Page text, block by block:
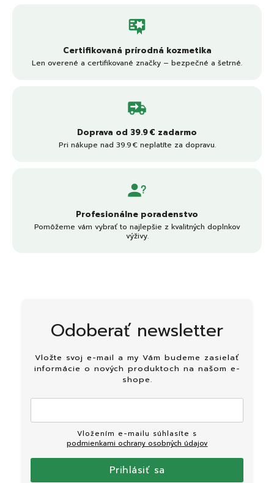
Certifikovaná prírodná kozmetika
Len overené a certifikované značky – bezpečné a šetrné.
Doprava od 39.9 € zadarmo
Pri nákupe nad 39.9 € neplatíte za dopravu.
Profesionálne poradenstvo
Pomôžeme vám vybrať to najlepšie z kvalitných doplnkov
výživy.
Odoberať newsletter
Vložte svoj e-mail a my Vám budeme zasielať
informácie o nových produktoch na našom e-
shope.
podmienkami ochrany osobných údajov
Prihlásiť sa